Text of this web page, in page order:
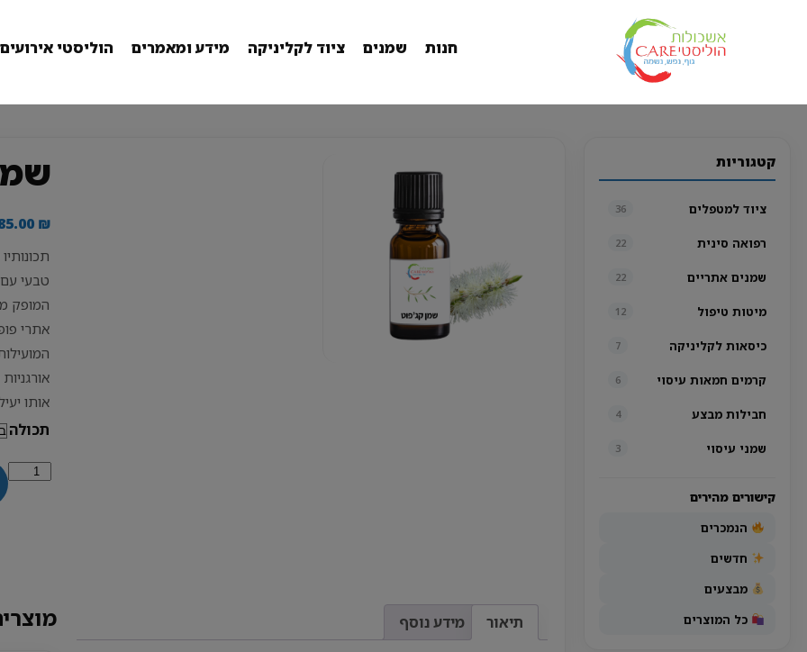
חנות שמנים ציוד לקליניקה מידע ומאמרים הוליסטי אירועים
קטגוריות
ציוד למטפלים 36
רפואה סינית 22
שמנים אתריים 22
מיטות טיפול 12
כיסאות לקליניקה 7
קרמים חמאות עיסוי 6
חבילות מבצע 4
שמני עיסוי 3
קישורים מהירים
הנמכרים
חדשים
מבצעים
כל המוצרים
₪
טבעי
המופק
אתרי
אותו
תכולה
כמות
תיאור מידע נוסף